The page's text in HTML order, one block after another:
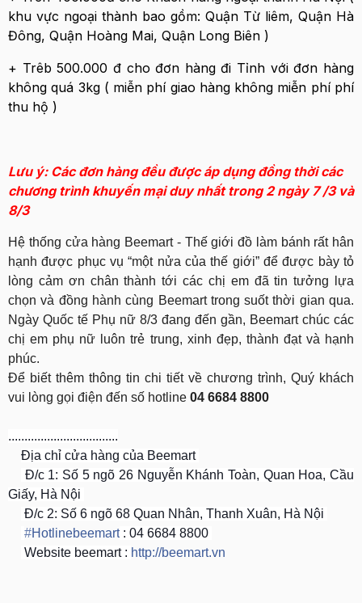
khu vực ngoại thành bao gồm: Quận Từ liêm, Quận Hà
Đông, Quận Hoàng Mai, Quận Long Biên )
+ Trêb 500.000 đ cho đơn hàng đi Tỉnh với đơn hàng
không quá 3kg ( miễn phí giao hàng không miễn phí phí
thu hộ )
Lưu ý: Các đơn hàng đều được áp dụng đồng thời các
chương trình khuyến mại duy nhất trong 2 ngày 7 /3 và
8/3
Hệ thống cửa hàng Beemart - Thế giới đồ làm bánh rất hân
hạnh được phục vụ “một nửa của thế giới” để được bày tỏ
lòng cảm ơn chân thành tới các chị em đã tin tưởng lựa
chọn và đồng hành cùng Beemart trong suốt thời gian qua.
Ngày Quốc tế Phụ nữ 8/3 đang đến gần, Beemart chúc các
chị em phụ nữ luôn trẻ trung, xinh đẹp, thành đạt và hạnh
phúc.
Để biết thêm thông tin chi tiết về chương trình, Quý khách
vui lòng gọi điện đến số hotline 04 6684 8800
..................................
Địa chỉ cửa hàng của Beemart
Đ/c 1: Số 5 ngõ 26 Nguyễn Khánh Toàn, Quan Hoa, Cầu
Giấy, Hà Nội
Đ/c 2: Số 6 ngõ 68 Quan Nhân, Thanh Xuân, Hà Nội
‪#‎Hotlinebeemart‬ : 04 6684 8800
Website beemart : http://beemart.vn